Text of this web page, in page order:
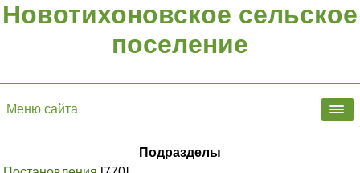
Новотихоновское сельское
поселение
Меню сайта
Подразделы